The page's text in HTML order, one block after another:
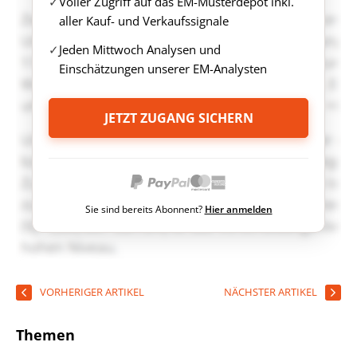
aller Kauf- und Verkaufssignale
Jeden Mittwoch Analysen und
Einschätzungen unserer EM-Analysten
JETZT ZUGANG SICHERN
Sie sind bereits Abonnent? Hier anmelden
VORHERIGER ARTIKEL NÄCHSTER ARTIKEL
Themen